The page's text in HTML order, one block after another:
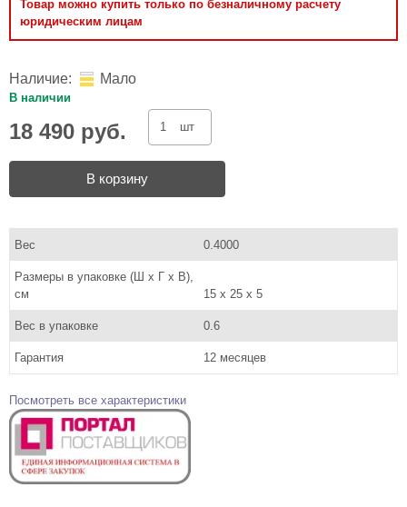
Товар можно купить только по безналичному расчету
юридическим лицам
Наличие: Мало
В наличии
18 490 руб. шт
В корзину
Вес 0.4000
Размеры в упаковке (Ш x Г x В),
см
15 x 25 x 5
Вес в упаковке 0.6
Гарантия 12 месяцев
Посмотреть все характеристики